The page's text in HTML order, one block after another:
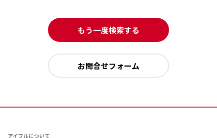
もう一度検索する
お問合せフォーム
アイフルについて